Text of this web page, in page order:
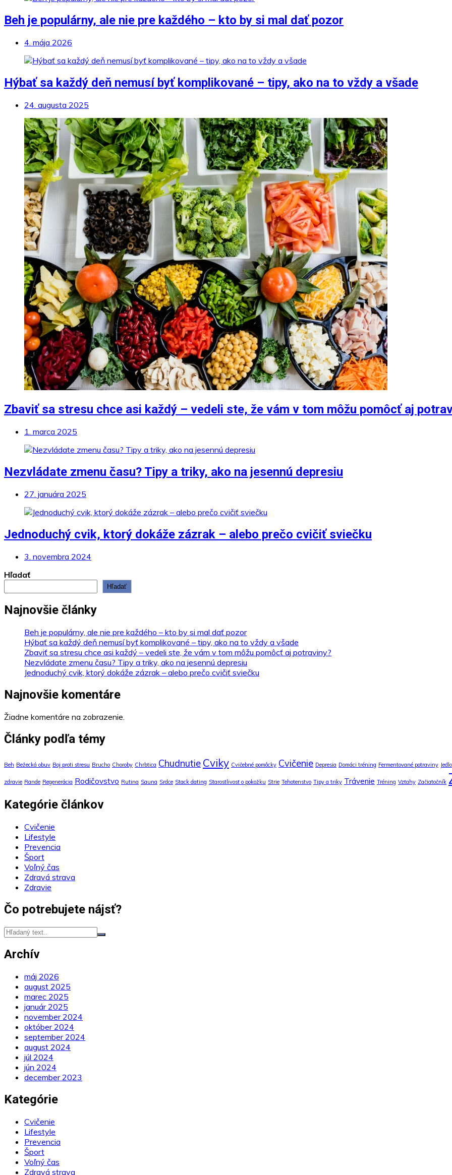
Beh je populárny, ale nie pre každého – kto by si mal dať pozor
4. mája 2026
Hýbať sa každý deň nemusí byť komplikované – tipy, ako na to vždy a všade
24. augusta 2025
Zbaviť sa stresu chce asi každý – vedeli ste, že vám v tom môžu pomôcť aj
1. marca 2025
Nezvládate zmenu času? Tipy a triky, ako na jesennú depresiu
27. januára 2025
Jednoduchý cvik, ktorý dokáže zázrak – alebo prečo cvičiť sviečku
3. novembra 2024
Hľadať
Hľadať
Najnovšie články
Beh je populárny, ale nie pre každého – kto by si mal dať pozor
Hýbať sa každý deň nemusí byť komplikované – tipy, ako na to vždy a všade
Zbaviť sa stresu chce asi každý – vedeli ste, že vám v tom môžu pomôcť aj potraviny?
Nezvládate zmenu času? Tipy a triky, ako na jesennú depresiu
Jednoduchý cvik, ktorý dokáže zázrak – alebo prečo cvičiť sviečku
Najnovšie komentáre
Žiadne komentáre na zobrazenie.
Články podľa témy
Beh Bežecká obuv Boj proti stresu Brucho Choroby Chrbtica Chudnutie Cviky Cvičebné pomôcky Cvičenie Depresia Domáci tréning Fermentované potraviny Jedlo
zdravie Rande Regenerácia Rodičovstvo Rutina Sauna Srdce Stack dating Starostlivosť o pokožku Strie Tehotenstvo Tipy a triky Trávenie Tréning Vzťahy Začiatočník
Kategórie článkov
Cvičenie
Lifestyle
Prevencia
Šport
Voľný čas
Zdravá strava
Zdravie
Čo potrebujete nájsť?
Archív
máj 2026
august 2025
marec 2025
január 2025
november 2024
október 2024
september 2024
august 2024
júl 2024
jún 2024
december 2023
Kategórie
Cvičenie
Lifestyle
Prevencia
Šport
Voľný čas
Zdravá strava